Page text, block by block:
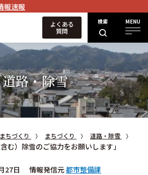
報速報
検索 MENU
よくある
質問
道路・除雪
ちづくり まちづくり 道路・除雪
む）除雪のご協力をお願いします」
27日 情報発信元都市整備課